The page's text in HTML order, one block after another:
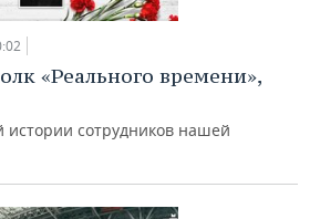
«Реального времени»,
сотрудников нашей